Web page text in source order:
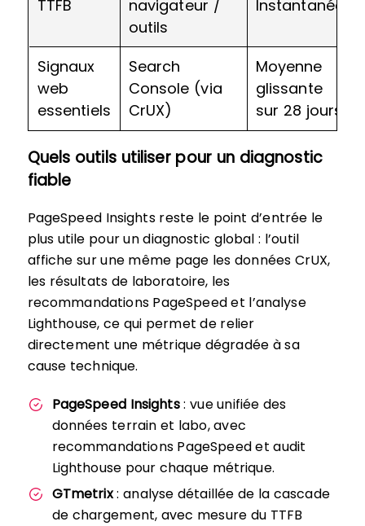
TTFB
navigateur /
outils
Instantanée
Signaux
web
essentiels
Search
Console (via
CrUX)
Moyenne
glissante
sur 28 jours
Quels outils utiliser pour un diagnostic
fiable
PageSpeed Insights reste le point d’entrée le
plus utile pour un diagnostic global : l’outil
affiche sur une même page les données CrUX,
les résultats de laboratoire, les
recommandations PageSpeed et l’analyse
Lighthouse, ce qui permet de relier
directement une métrique dégradée à sa
cause technique.
PageSpeed Insights: vue unifiée des
données terrain et labo, avec
recommandations PageSpeed et audit
Lighthouse pour chaque métrique.
GTmetrix: analyse détaillée de la cascade
de chargement, avec mesure du TTFB